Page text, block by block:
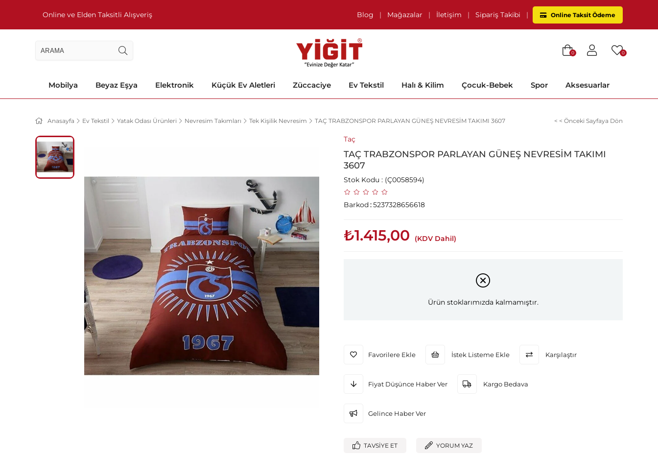
Online ve Elden Taksitli Alışveriş Blog | Mağazalar | İletişim | Sipariş Takibi | Online Taksit Ödeme
0
0
Mobilya Beyaz Eşya Elektronik Küçük Ev Aletleri Züccaciye Ev Tekstil Halı & Kilim Çocuk-Bebek Spor Aksesuarlar
Anasayfa Ev Tekstil Yatak Odası Ürünleri Nevresim Takımları Tek Kişilik Nevresim TAÇ TRABZONSPOR PARLAYAN GÜNEŞ NEVRESİM TAKIMI 3607 < < Önceki Sayfaya Dön
Taç
TAÇ TRABZONSPOR PARLAYAN GÜNEŞ NEVRESİM TAKIMI
3607
Stok Kodu (Ç0058594)
Barkod:5237328656618
₺1.415,00 (KDV Dahil)
Ürün stoklarımızda kalmamıştır.
Favorilere Ekle İstek Listeme Ekle Karşılaştır
Fiyat Düşünce Haber Ver Kargo Bedava
Gelince Haber Ver
TAVSIYE ET YORUM YAZ